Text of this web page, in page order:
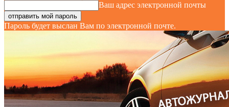
Ваш адрес электронной почты
Пароль будет выслан Вам по электронной почте.